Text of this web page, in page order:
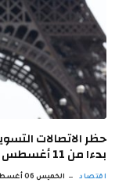
حظر الاتصالات
بدءا من 11 أغسطس
اقتصاد الخميس 06 أغسطس 7:10 م